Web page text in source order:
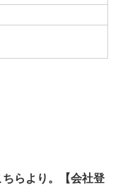
らより。【会社登